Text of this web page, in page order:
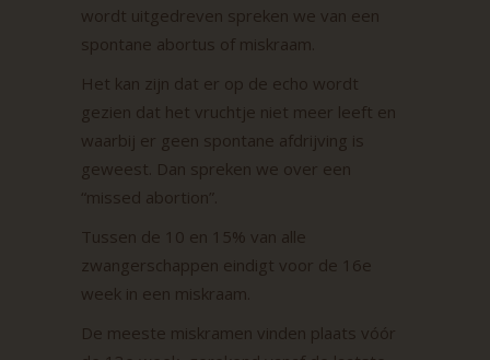
wordt uitgedreven spreken we van een
spontane abortus of miskraam.
Het kan zijn dat er op de echo wordt
gezien dat het vruchtje niet meer leeft en
waarbij er geen spontane afdrijving is
geweest. Dan spreken we over een
“missed abortion”.
Tussen de 10 en 15% van alle
zwangerschappen eindigt voor de 16e
week in een miskraam.
De meeste miskramen vinden plaats vóór